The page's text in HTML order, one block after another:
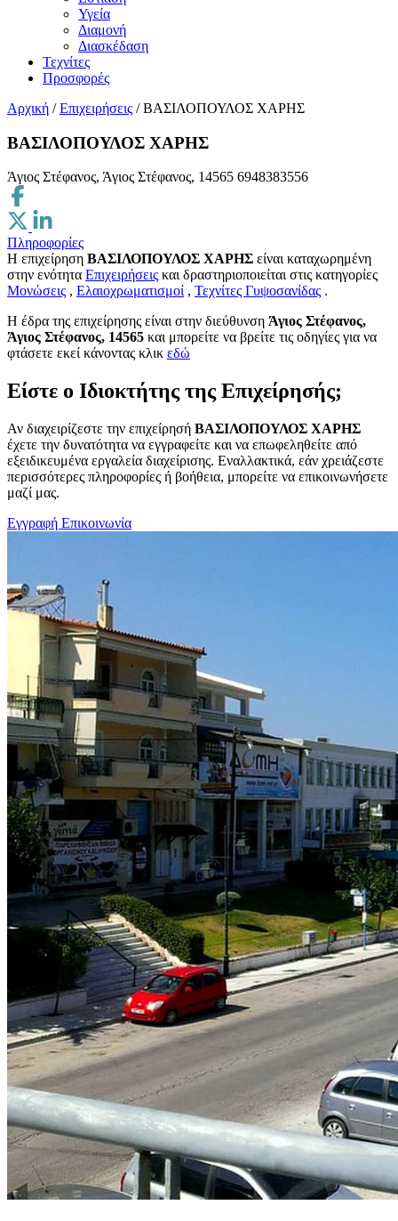
Υγεία
Διαμονή
Διασκέδαση
Τεχνίτες
Προσφορές
Αρχική / Επιχειρήσεις / ΒΑΣΙΛΟΠΟΥΛΟΣ ΧΑΡΗΣ
ΒΑΣΙΛΟΠΟΥΛΟΣ ΧΑΡΗΣ
Άγιος Στέφανος, Άγιος Στέφανος, 14565 6948383556
Πληροφορίες
Η επιχείρηση ΒΑΣΙΛΟΠΟΥΛΟΣ ΧΑΡΗΣ είναι καταχωρημένη
στην ενότητα Επιχειρήσεις και δραστηριοποιείται στις κατηγορίες
Μονώσεις , Ελαιοχρωματισμοί , Τεχνίτες Γυψοσανίδας .
H έδρα της επιχείρησης είναι στην διεύθυνση Άγιος Στέφανος,
Άγιος Στέφανος, 14565 και μπορείτε να βρείτε τις οδηγίες για να
φτάσετε εκεί κάνοντας κλικ εδώ
Είστε ο Ιδιοκτήτης της Επιχείρησής;
Αν διαχειρίζεστε την επιχείρησή ΒΑΣΙΛΟΠΟΥΛΟΣ ΧΑΡΗΣ
έχετε την δυνατότητα να εγγραφείτε και να επωφεληθείτε από
εξειδικευμένα εργαλεία διαχείρισης. Εναλλακτικά, εάν χρειάζεστε
περισσότερες πληροφορίες ή βοήθεια, μπορείτε να επικοινωνήσετε
μαζί μας.
Εγγραφή Επικοινωνία